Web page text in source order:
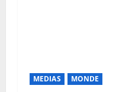
MEDIAS MONDE